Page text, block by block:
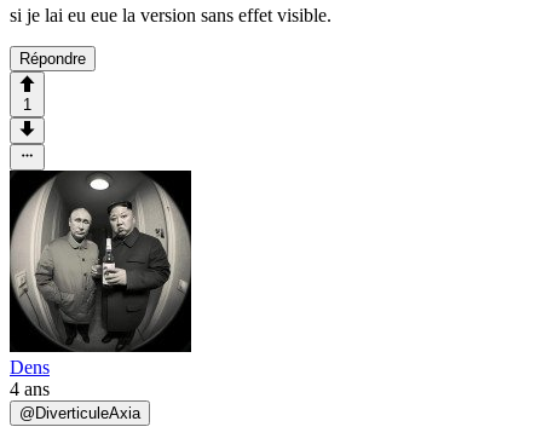
si je lai eu eue la version sans effet visible.
Répondre
1
Dens
4 ans
@ DiverticuleAxia